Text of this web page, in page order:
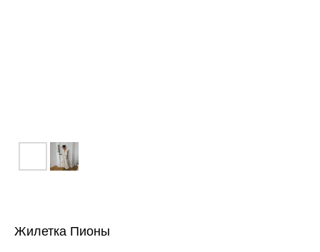
Жилетка Пионы